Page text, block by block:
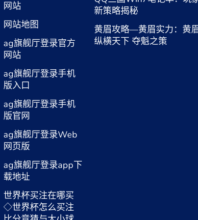
网站
网站地图
ag旗舰厅登录官方
网站
ag旗舰厅登录手机
版入口
ag旗舰厅登录手机
版官网
ag旗舰厅登录Web
网页版
ag旗舰厅登录app下
载地址
世界杯买注在哪买
◇世界杯怎么买注
新策略揭秘
黄眉攻略—黄眉实力：黄
纵横天下 夺魁之策